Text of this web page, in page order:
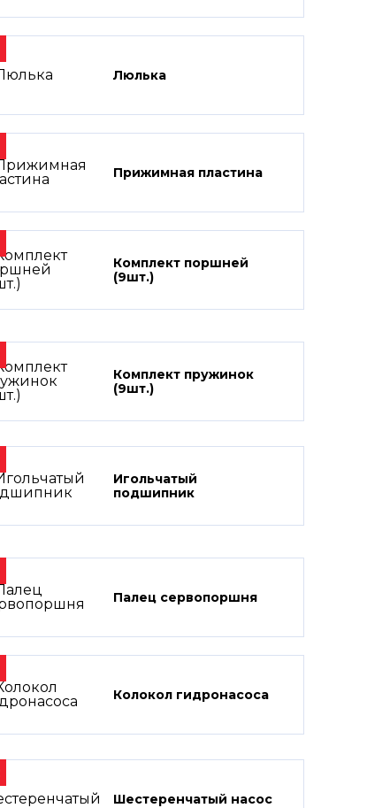
Люлька
Прижимная пластина
Комплект поршней
(9шт.)
Комплект пружинок
(9шт.)
Игольчатый
подшипник
Палец сервопоршня
Колокол гидронасоса
Шестеренчатый насос